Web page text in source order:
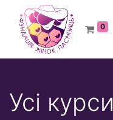
0
Усі курси